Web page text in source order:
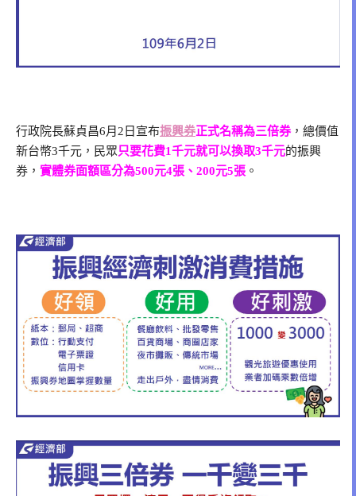
行政院長蘇貞昌6月2日宣布振興券正式名稱為三倍券，總價值
新台幣3千元，民眾只要花費1千元就可以換取3千元的振興
券， 實體券面額區分為500元4張、200元5張 。